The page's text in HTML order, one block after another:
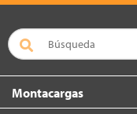
Montacargas